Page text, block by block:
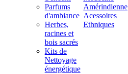
Parfums
d'ambiance
Herbes,
racines et
bois sacrés
Kits de
Nettoyage
énergétique
Amérindienne
Acessoires
Ethniques